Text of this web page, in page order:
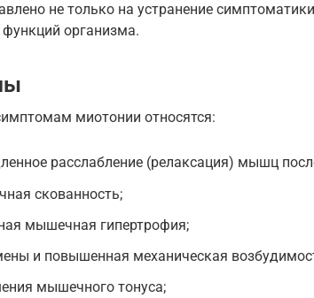
не только на устранение
организма.
миотонии относятся:
расслабление (релаксация) мышц
скованность;
мышечная гипертрофия;
и повышенная механическая
мышечного тонуса;